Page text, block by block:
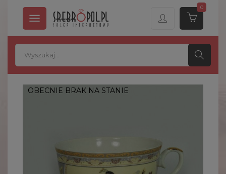

0
OBECNIE BRAK NA STANIE